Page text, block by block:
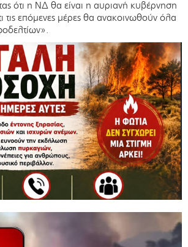
ότι η ΝΔ θα είναι η αυριανή κυβέρνηση
τις επόμενες μέρες θα ανακοινωθούν όλα